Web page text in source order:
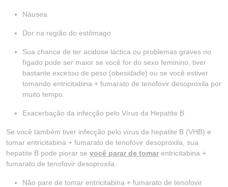
Náusea
Dor na região do estômago
Sua chance de ter acidose láctica ou problemas graves no
fígado pode ser maior se você for do sexo feminino, tiver
bastante excesso de peso (obesidade) ou se você estiver
tomando entricitabina + fumarato de tenofovir desoproxila por
muito tempo.
Exacerbação da infecção pelo Vírus da Hepatite B
Se você também tiver infecção pelo vírus da hepatite B (VHB) e
tomar entricitabina + fumarato de tenofovir desoproxila, sua
hepatite B pode piorar se você parar de tomar entricitabina +
fumarato de tenofovir desoproxila.
Não pare de tomar entricitabina + fumarato de tenofovir